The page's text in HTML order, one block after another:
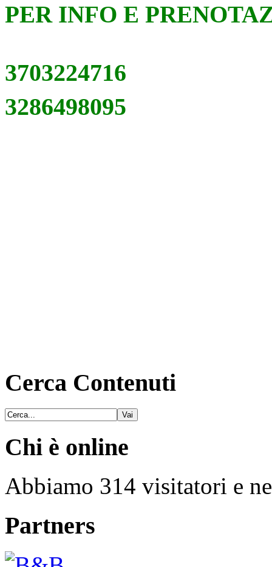
PER INFO E
3703224716
3286498095
Cerca Contenuti
Chi è online
Abbiamo 314 visitatori e
Partners